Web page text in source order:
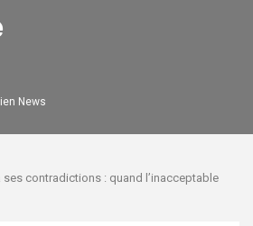
News
contradictions : quand l’inacceptable